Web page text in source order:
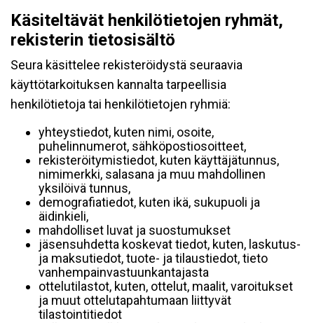
Käsiteltävät henkilötietojen ryhmät,
rekisterin tietosisältö
Seura käsittelee rekisteröidystä seuraavia
käyttötarkoituksen kannalta tarpeellisia
henkilötietoja tai henkilötietojen ryhmiä:
yhteystiedot, kuten nimi, osoite,
puhelinnumerot, sähköpostiosoitteet,
rekisteröitymistiedot, kuten käyttäjätunnus,
nimimerkki, salasana ja muu mahdollinen
yksilöivä tunnus,
demografiatiedot, kuten ikä, sukupuoli ja
äidinkieli,
mahdolliset luvat ja suostumukset
jäsensuhdetta koskevat tiedot, kuten, laskutus-
ja maksutiedot, tuote- ja tilaustiedot, tieto
vanhempainvastuunkantajasta
ottelutilastot, kuten, ottelut, maalit, varoitukset
ja muut ottelutapahtumaan liittyvät
tilastointitiedot